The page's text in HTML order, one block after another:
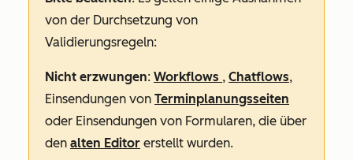
von der Durchsetzung von
Validierungsregeln:
Nicht erzwungen: Workflows , Chatflows,
Einsendungen von Terminplanungsseiten
oder Einsendungen von Formularen, die über
den alten Editor erstellt wurden.